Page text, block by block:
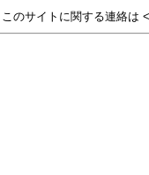
このサイトに関する連絡は